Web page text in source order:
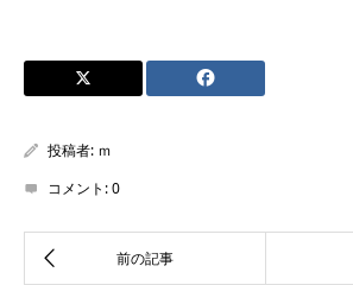
投稿者: ｍ
コメント:0